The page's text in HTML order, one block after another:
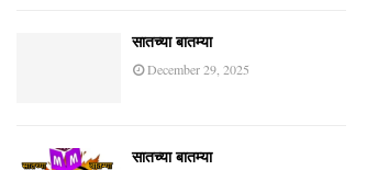
सातच्या बातम्या
December 29, 2025
सातच्या बातम्या